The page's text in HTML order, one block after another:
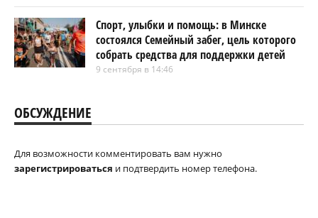
Спорт, улыбки и помощь: в Минске
состоялся Семейный забег, цель которого
собрать средства для поддержки детей
9 сентября в 14:46
ОБСУЖДЕНИЕ
Для возможности комментировать вам нужно
зарегистрироваться и подтвердить номер телефона.